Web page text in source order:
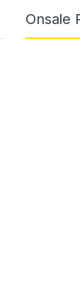
Onsale